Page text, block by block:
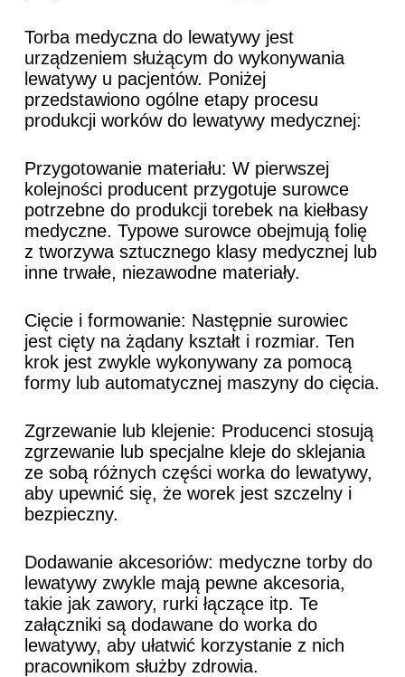
Torba medyczna do lewatywy jest
urządzeniem służącym do wykonywania
lewatywy u pacjentów. Poniżej
przedstawiono ogólne etapy procesu
produkcji worków do lewatywy medycznej:
Przygotowanie materiału: W pierwszej
kolejności producent przygotuje surowce
potrzebne do produkcji torebek na kiełbasy
medyczne. Typowe surowce obejmują folię
z tworzywa sztucznego klasy medycznej lub
inne trwałe, niezawodne materiały.
Cięcie i formowanie: Następnie surowiec
jest cięty na żądany kształt i rozmiar. Ten
krok jest zwykle wykonywany za pomocą
formy lub automatycznej maszyny do cięcia.
Zgrzewanie lub klejenie: Producenci stosują
zgrzewanie lub specjalne kleje do sklejania
ze sobą różnych części worka do lewatywy,
aby upewnić się, że worek jest szczelny i
bezpieczny.
Dodawanie akcesoriów: medyczne torby do
lewatywy zwykle mają pewne akcesoria,
takie jak zawory, rurki łączące itp. Te
załączniki są dodawane do worka do
lewatywy, aby ułatwić korzystanie z nich
pracownikom służby zdrowia.